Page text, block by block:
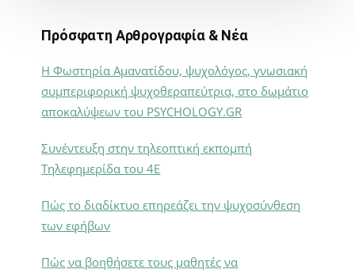
Πρόσφατη Αρθρογραφία & Νέα
Η Φωστηρία Αμανατίδου, ψυχολόγος, γνωσιακή
συμπεριφορική ψυχοθεραπεύτρια, στο δωμάτιο
αποκαλύψεων του PSYCHOLOGY.GR
Συνέντευξη στην τηλεοπτική εκπομπή
Τηλεφημερίδα του 4Ε
Πώς το διαδίκτυο επηρεάζει την ψυχοσύνθεση
των εφήβων
Πώς να βοηθήσετε τους μαθητές να